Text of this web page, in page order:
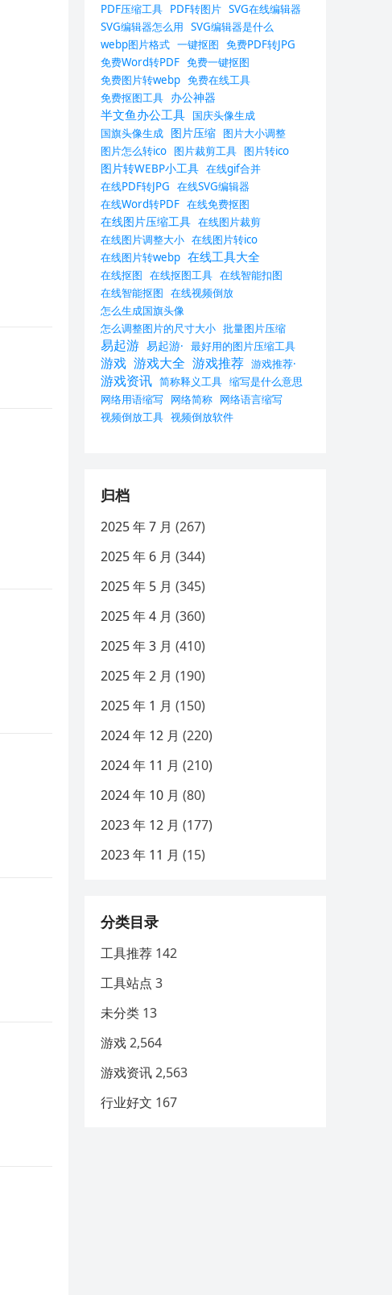
PDF压缩工具 PDF转图片 SVG在线编辑器
SVG编辑器怎么用 SVG编辑器是什么
webp图片格式 一键抠图 免费PDF转JPG
免费Word转PDF 免费一键抠图
免费图片转webp 免费在线工具
免费抠图工具 办公神器
半文鱼办公工具 国庆头像生成
国旗头像生成 图片压缩 图片大小调整
图片怎么转ico 图片裁剪工具 图片转ico
图片转WEBP小工具 在线gif合并
在线PDF转JPG 在线SVG编辑器
在线Word转PDF 在线免费抠图
在线图片压缩工具 在线图片裁剪
在线图片调整大小 在线图片转ico
在线图片转webp 在线工具大全
在线抠图 在线抠图工具 在线智能扣图
在线智能抠图 在线视频倒放
怎么生成国旗头像
怎么调整图片的尺寸大小 批量图片压缩
易起游 易起游· 最好用的图片压缩工具
游戏 游戏大全 游戏推荐 游戏推荐·
游戏资讯 简称释义工具 缩写是什么意思
网络用语缩写 网络简称 网络语言缩写
视频倒放工具 视频倒放软件
归档
2025 年 7 月 (267)
2025 年 6 月 (344)
2025 年 5 月 (345)
2025 年 4 月 (360)
2025 年 3 月 (410)
2025 年 2 月 (190)
2025 年 1 月 (150)
2024 年 12 月 (220)
2024 年 11 月 (210)
2024 年 10 月 (80)
2023 年 12 月 (177)
2023 年 11 月 (15)
分类目录
工具推荐 142
工具站点 3
未分类 13
游戏2,564
游戏资讯2,563
行业好文 167